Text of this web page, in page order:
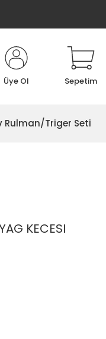
Üye Ol Sepetim
Rulman/Triger Seti
KECESI